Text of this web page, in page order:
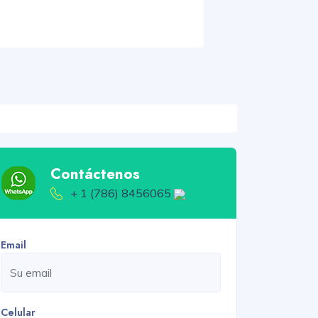
Contáctenos
+ 1 (786) 8456065
Email
Celular